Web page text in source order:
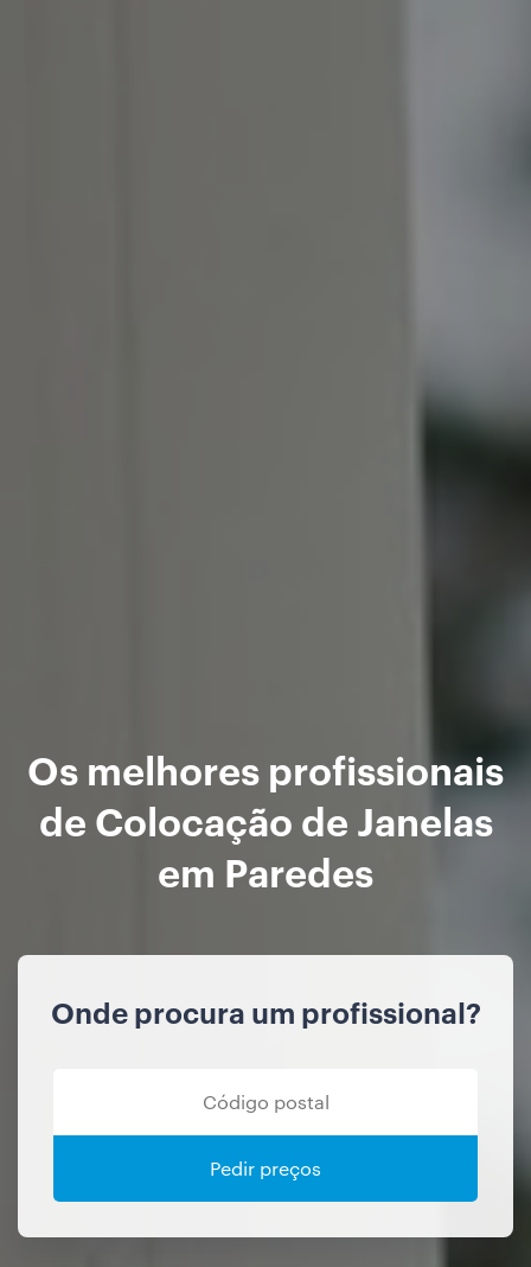
Os melhores profissionais
de Colocação de Janelas
em Paredes
Onde procura um profissional?
Pedir preços